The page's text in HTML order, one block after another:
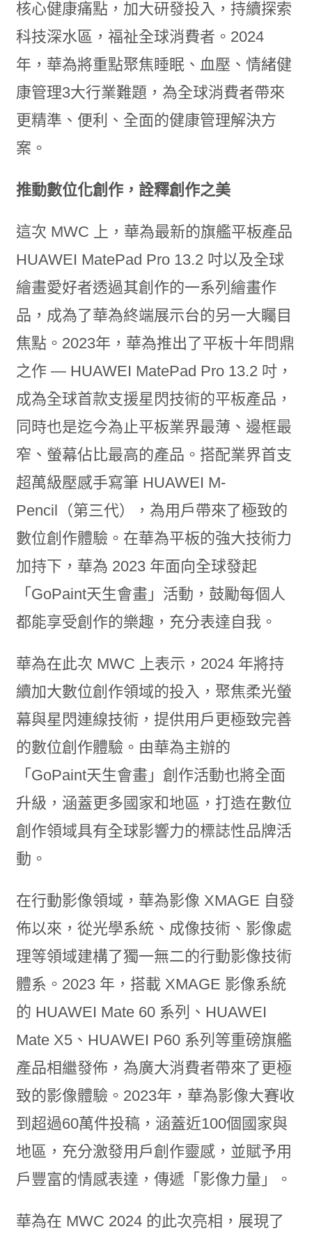
核心健康痛點，加大研發投入，持續探索
科技深水區，福祉全球消費者。2024
年，華為將重點聚焦睡眠、血壓、情緒健
康管理3大行業難題，為全球消費者帶來
更精準、便利、全面的健康管理解決方
案。
推動數位化創作，詮釋創作之美
這次 MWC 上，華為最新的旗艦平板產品
HUAWEI MatePad Pro 13.2 吋以及全球
繪畫愛好者透過其創作的一系列繪畫作
品，成為了華為終端展示台的另一大矚目
焦點。2023年，華為推出了平板十年問鼎
之作 — HUAWEI MatePad Pro 13.2 吋，
成為全球首款支援星閃技術的平板產品，
同時也是迄今為止平板業界最薄、邊框最
窄、螢幕佔比最高的產品。搭配業界首支
超萬級壓感手寫筆 HUAWEI M-
Pencil（第三代），為用戶帶來了極致的
數位創作體驗。在華為平板的強大技術力
加持下，華為 2023 年面向全球發起
「GoPaint天生會畫」活動，鼓勵每個人
都能享受創作的樂趣，充分表達自我。
華為在此次 MWC 上表示，2024 年將持
續加大數位創作領域的投入，聚焦柔光螢
幕與星閃連線技術，提供用戶更極致完善
的數位創作體驗。由華為主辦的
「GoPaint天生會畫」創作活動也將全面
升級，涵蓋更多國家和地區，打造在數位
創作領域具有全球影響力的標誌性品牌活
動。
在行動影像領域，華為影像 XMAGE 自發
佈以來，從光學系統、成像技術、影像處
理等領域建構了獨一無二的行動影像技術
體系。2023 年，搭載 XMAGE 影像系統
的 HUAWEI Mate 60 系列、HUAWEI
Mate X5、HUAWEI P60 系列等重磅旗艦
產品相繼發佈，為廣大消費者帶來了更極
致的影像體驗。2023年，華為影像大賽收
到超過60萬件投稿，涵蓋近100個國家與
地區，充分激發用戶創作靈感，並賦予用
戶豐富的情感表達，傳遞「影像力量」。
華為在 MWC 2024 的此次亮相，展現了